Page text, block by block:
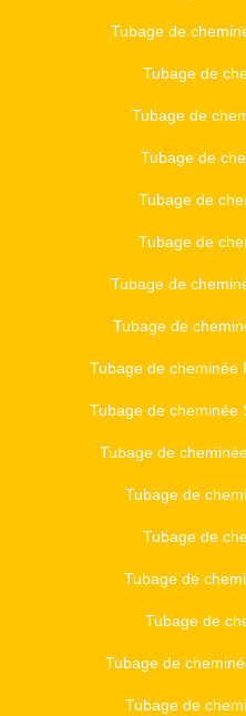
Tubage de
Tubage de
Tubage de
Tubage de
Tubage de
Tubage de
Tubage de
Tubage de
Tubage de cheminée
Tubage de cheminée
Tubage de
Tubage de
Tubage de
Tubage de
Tubage de
Tubage de
Tubage de